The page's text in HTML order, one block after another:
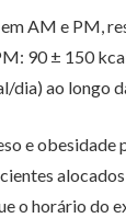
AM e PM,
90 ± 150
dia) ao longo
e obesidade
o horário